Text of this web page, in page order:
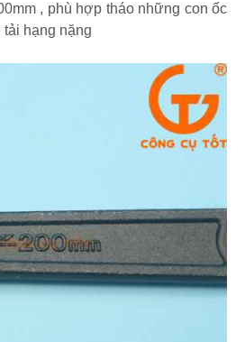
, phù hợp tháo những con ốc
tải hạng nặng